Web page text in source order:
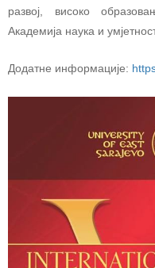
развој, високо
Академија наука и
Додатне информације: